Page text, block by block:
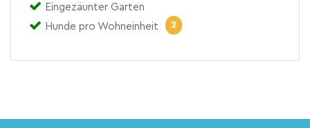
Eingezäunter Garten
Hunde pro Wohneinheit
2